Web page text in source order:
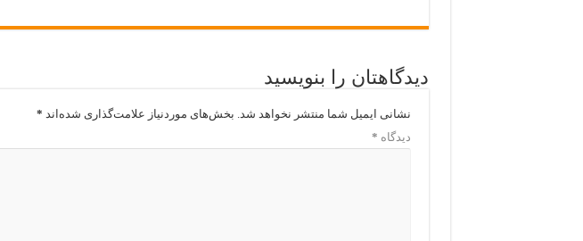
دیدگاهتان را بنویسید
نشانی ایمیل شما منتشر نخواهد شد. بخش‌های موردنیاز علامت‌گذاری شده‌اند *
دیدگاه *